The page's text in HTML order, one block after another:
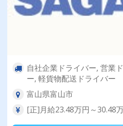
自社企業ドライバー, 営業
ー, 軽貨物配送ドライバー
富山県富山市
[正]月給23.48万円～30.48